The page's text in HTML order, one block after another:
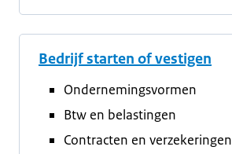
Bedrijf starten of vestigen
Ondernemingsvormen
Btw en belastingen
Contracten en verzekeringen